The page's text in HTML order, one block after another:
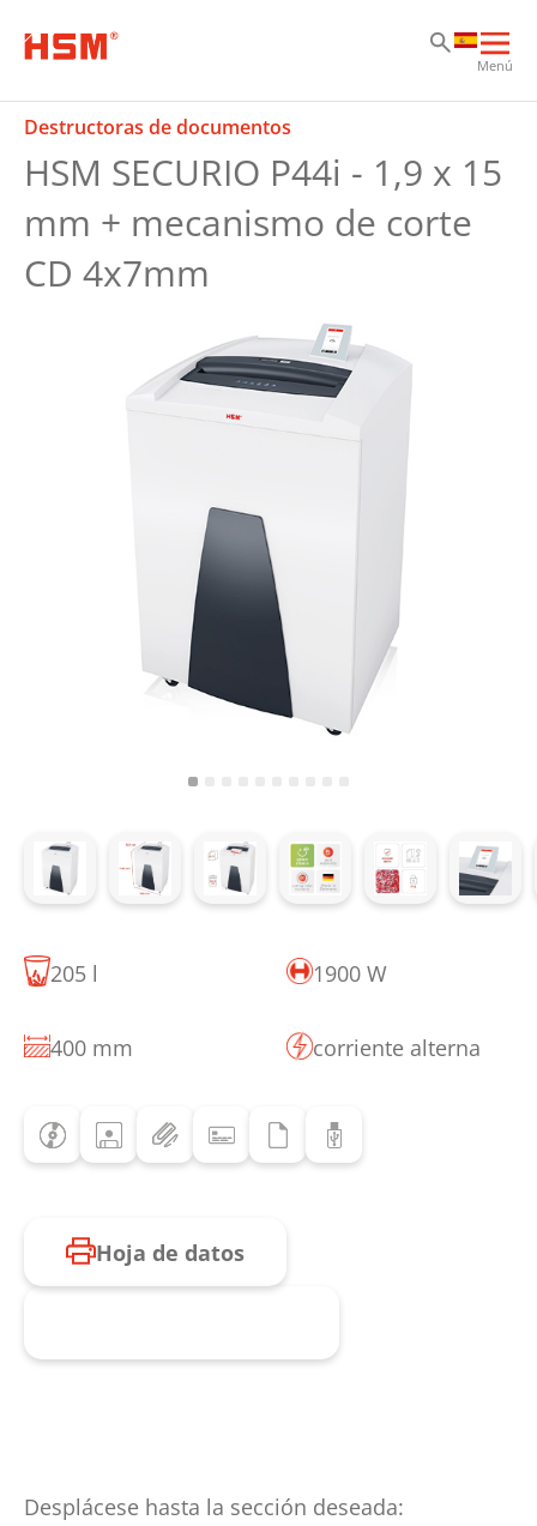
Menú
Destructoras de documentos
HSM SECURIO P44i - 1,9 x 15
mm + mecanismo de corte
CD 4x7mm
205 l 1900 W
400 mm corriente alterna
Hoja de datos
Desplácese hasta la sección deseada: